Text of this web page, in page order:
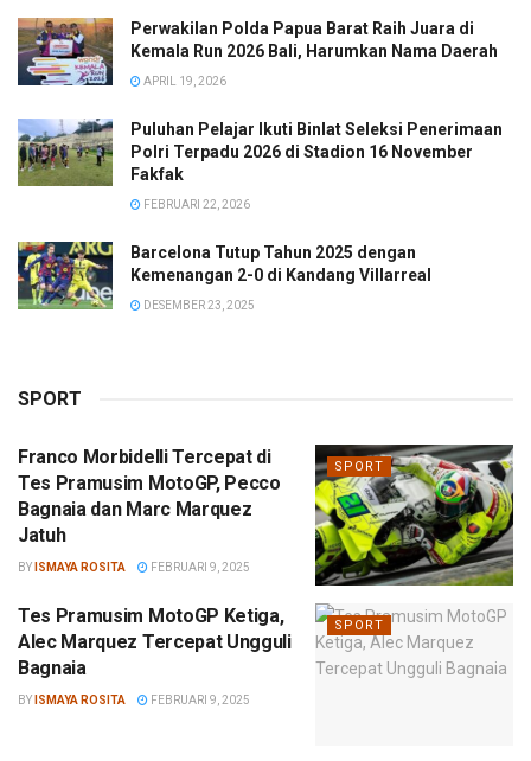
Perwakilan Polda Papua Barat Raih Juara di
Kemala Run 2026 Bali, Harumkan Nama Daerah
APRIL 19, 2026
Puluhan Pelajar Ikuti Binlat Seleksi Penerimaan
Polri Terpadu 2026 di Stadion 16 November
Fakfak
FEBRUARI 22, 2026
Barcelona Tutup Tahun 2025 dengan
Kemenangan 2-0 di Kandang Villarreal
DESEMBER 23, 2025
SPORT
SPORT
Franco Morbidelli Tercepat di
Tes Pramusim MotoGP, Pecco
Bagnaia dan Marc Marquez
Jatuh
BY ISMAYA ROSITA FEBRUARI 9, 2025
SPORT
Tes Pramusim MotoGP Ketiga,
Alec Marquez Tercepat Ungguli
Bagnaia
BY ISMAYA ROSITA FEBRUARI 9, 2025